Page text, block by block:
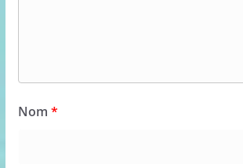
Nom *